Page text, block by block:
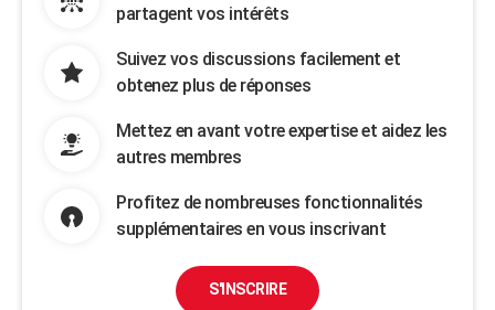
partagent vos intérêts
Suivez vos discussions facilement et
obtenez plus de réponses
Mettez en avant votre expertise et aidez les
autres membres
Profitez de nombreuses fonctionnalités
supplémentaires en vous inscrivant
S'INSCRIRE